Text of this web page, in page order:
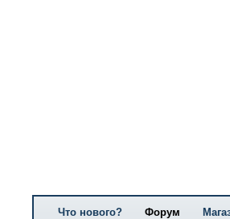
Что нового? Форум